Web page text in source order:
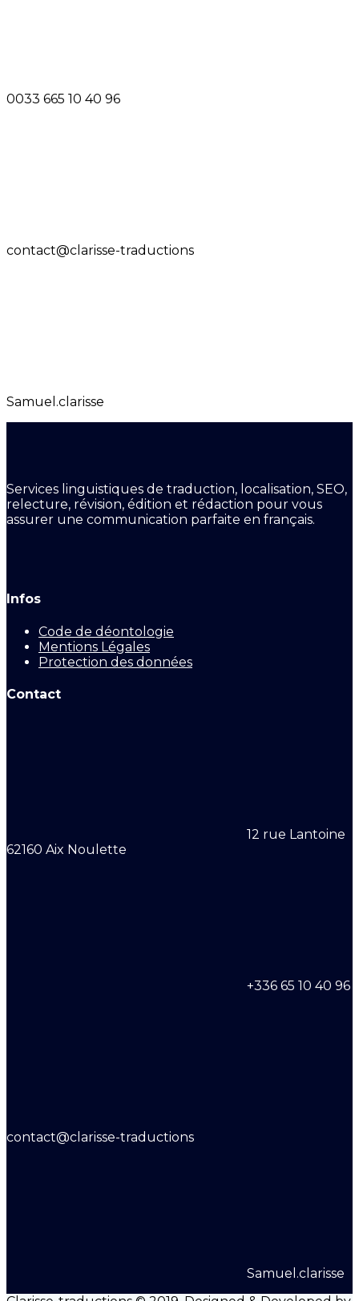
0033 665 10 40 96
contact@clarisse-traductions
Samuel.clarisse
Services linguistiques de traduction, localisation, SEO,
relecture, révision, édition et rédaction pour vous
assurer une communication parfaite en français.
Infos
Code de déontologie
Mentions Légales
Protection des données
Contact
12 rue Lantoine
62160 Aix Noulette
+336 65 10 40 96
contact@clarisse-traductions
Samuel.clarisse